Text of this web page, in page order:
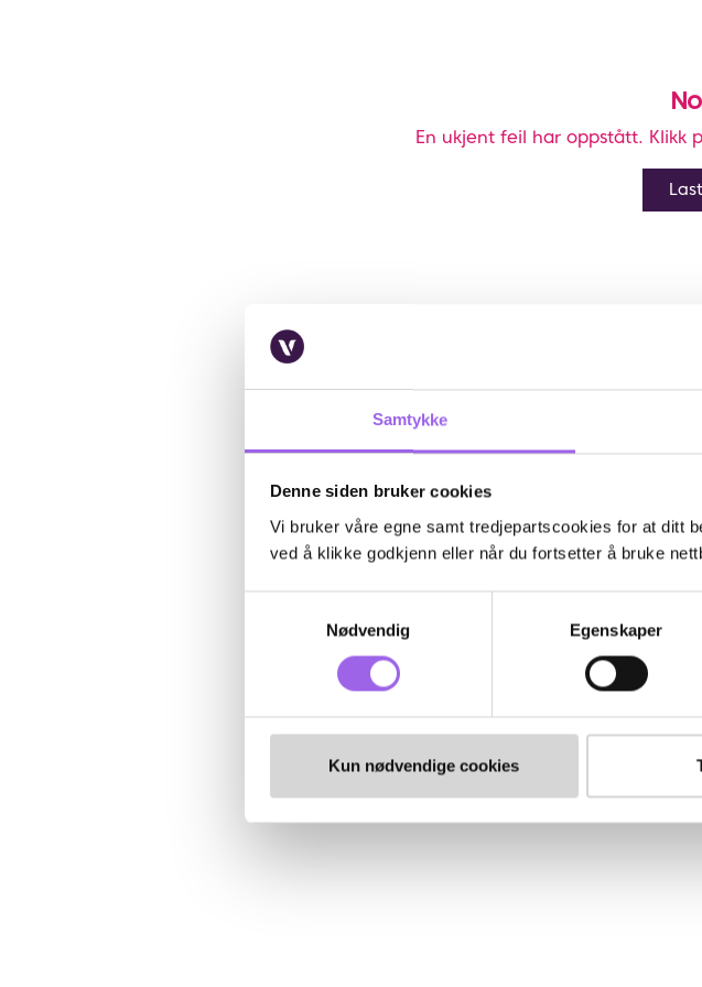
Samtykke
Denne siden bruker cookies
Vi bruker våre egne samt tredjepartscookies for at ditt
ved å klikke godkjenn eller når du fortsetter å bruke
Nødvendig
Egenskaper
Kun nødvendige cookies
En ukjent feil har oppstått. Klikk